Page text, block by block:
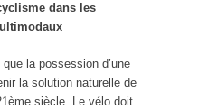
dans les
la possession d’une
la solution naturelle de
siècle. Le vélo doit